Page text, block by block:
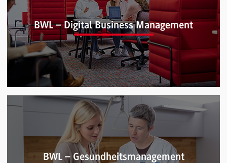
BWL – Bank (B.A.)
BWL – Digital Business Management
BWL – Digital Business Management (B.A.)
BWL – Gesundheitsmanagement